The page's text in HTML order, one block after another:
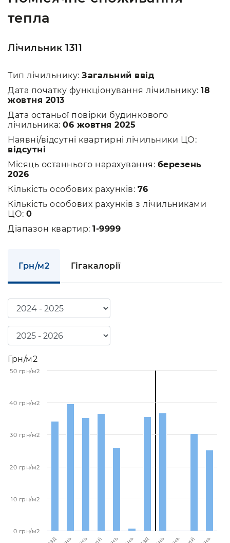
тепла
Лічильник 1311
Тип лічильнику: Загальний ввід
Дата початку функціонування лічильнику: 18
жовтня 2013
Дата останьої повірки будинкового
лічильника: 06 жовтня 2025
Наявні/відсутні квартирні лічильники ЦО:
відсутні
Місяць останнього нарахування: березень
2026
Кількість особових рахунків: 76
Кількість особових рахунків з лічильниками
ЦО: 0
Діапазон квартир: 1-9999
Грн/м2 Гігакалорії
Грн/м2
0 грн/м2
10 грн/м2
20 грн/м2
30 грн/м2
40 грн/м2
50 грн/м2